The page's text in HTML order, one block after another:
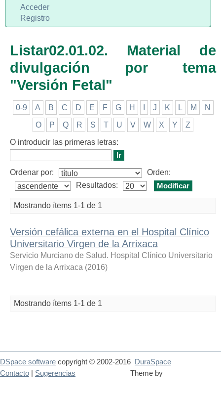
Listar02.01.02. Material de
divulgación por tema
"Versión Fetal"
0-9 A B C D E F G H J K L M N
O P Q R S T U V W X Y Z
O introducir las primeras letras:
Ordenar por:
Orden:
Resultados:
Mostrando ítems 1-1 de 1
Versión cefálica externa en el Hospital Clínico
Universitario Virgen de la Arrixaca
Servicio Murciano de Salud. Hospital Clínico Universitario
Virgen de la Arrixaca (2016)
Mostrando ítems 1-1 de 1
Acceder
Registro
DSpace software copyright © 2002-2016
DuraSpace
Theme by
Contacto Sugerencias